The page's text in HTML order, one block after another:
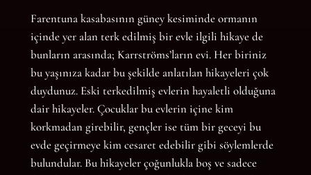
Farentuna kasabasının güney kesiminde ormanın
içinde yer alan terk edilmiş bir evle ilgili hikaye de
bunların arasında; Karrströms’ların evi. Her biriniz
bu yaşınıza kadar bu şekilde anlatılan hikayeleri çok
duydunuz. Eski terkedilmiş evlerin hayaletli olduğuna
dair hikayeler. Çocuklar bu evlerin içine kim
korkmadan girebilir, gençler ise tüm bir geceyi bu
evde geçirmeye kim cesaret edebilir gibi söylemlerde
bulundular. Bu hikayeler çoğunlukla boş ve sadece